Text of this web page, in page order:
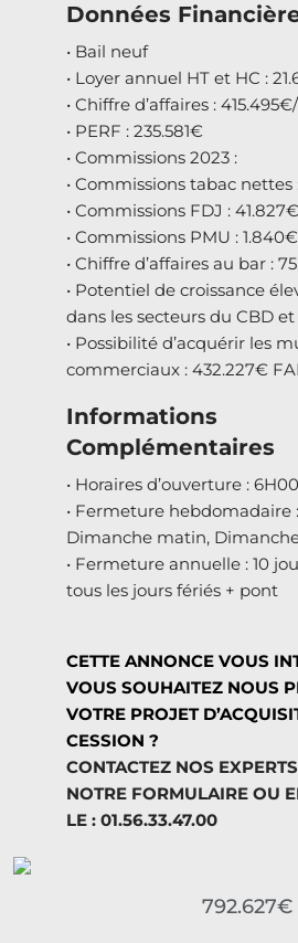
Données
• Bail neuf
• Loyer annuel HT et HC :
• Chiffre d’affaires :
• PERF : 235.581€
• Commissions 2023 :
• Commissions tabac nettes
• Commissions FDJ : 41.827€
• Commissions PMU : 1.840€
• Chiffre d’affaires au bar :
• Potentiel de croissance
dans les secteurs du CBD
• Possibilité d’acquérir les
commerciaux : 432.227€ FAI
Informations
Complémentaires
• Horaires d’ouverture :
• Fermeture hebdomadaire
Dimanche matin,
• Fermeture annuelle : 10
tous les jours fériés + pont
CETTE ANNONCE VOUS
VOUS SOUHAITEZ NOUS
VOTRE PROJET
CESSION ?
CONTACTEZ NOS
NOTRE FORMULAIRE OU
LE : 01.56.33.47.00
792.627€